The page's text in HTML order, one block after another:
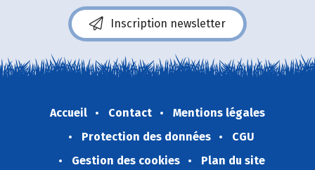
Inscription newsletter
Accueil Contact
Mentions légales
Protection des données
CGU
Gestion des cookies
Plan du site